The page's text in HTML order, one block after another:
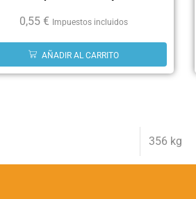
0,55€ Impuestos incluidos
AÑADIR AL CARRITO
356 kg